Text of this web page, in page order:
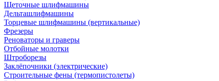
Щеточные шлифмашины
Дельташлифмашины
Торцевые шлифмашины (вертикальные)
Фрезеры
Реноваторы и граверы
Отбойные молотки
Штроборезы
Заклёпочники (электрические)
Строительные фены (термопистолеты)